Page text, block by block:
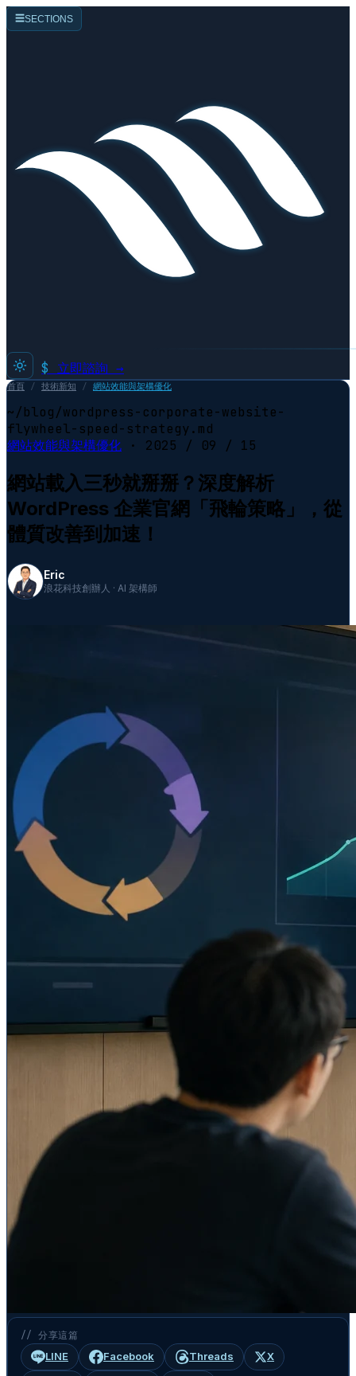
☰SECTIONS
$ 立即諮詢 →
首頁 / 技術新知 / 網站效能與架構優化
~/blog/wordpress-corporate-website-
flywheel-speed-strategy.md
網站效能與架構優化 · 2025 / 09 / 15
網站載入三秒就掰掰？深度解析
WordPress 企業官網「飛輪策略」，從
體質改善到加速！
Eric
浪花科技創辦人 · AI 架構師
// 分享這篇
LINE Facebook Threads X